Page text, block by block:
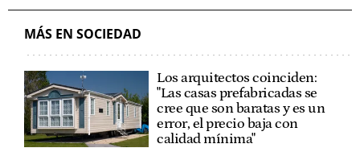
MÁS EN SOCIEDAD
Los arquitectos coinciden:
"Las casas prefabricadas se
cree que son baratas y es un
error, el precio baja con
calidad mínima"